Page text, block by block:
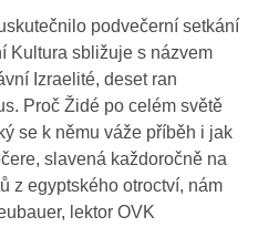
podvečerní setkání
Kultura sbližuje s názvem
Izraelité, deset ran
Proč Židé po celém světě
se k němu váže příběh i jak
slavená každoročně na
z egyptského otroctví, nám
lektor OVK